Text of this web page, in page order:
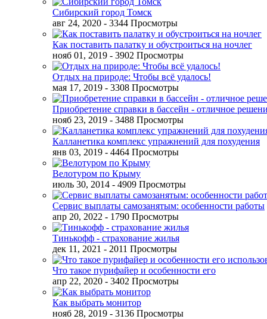
Сибирский город Томск
авг 24, 2020 - 3344 Просмотры
Как поставить палатку и обустроиться на ночлег
нояб 01, 2019 - 3902 Просмотры
Отдых на природе: Чтобы всё удалось!
мая 17, 2019 - 3308 Просмотры
Приобретение справки в бассейн - отличное
нояб 23, 2019 - 3488 Просмотры
Калланетика комплекс упражнений для похудения
янв 03, 2019 - 4464 Просмотры
Велотуром по Крыму
июль 30, 2014 - 4909 Просмотры
Сервис выплаты самозанятым: особенности работы
апр 20, 2022 - 1790 Просмотры
Тинькофф - страхование жилья
дек 11, 2021 - 2011 Просмотры
Что такое пурифайер и особенности его
апр 22, 2020 - 3402 Просмотры
Как выбрать монитор
нояб 28, 2019 - 3136 Просмотры